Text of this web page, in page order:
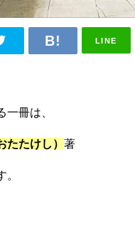
LINE
一冊は、
たたけし） 著
。